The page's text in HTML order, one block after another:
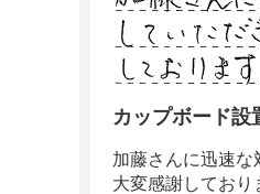
カップボード設
加藤さんに迅速な
大変感謝しており